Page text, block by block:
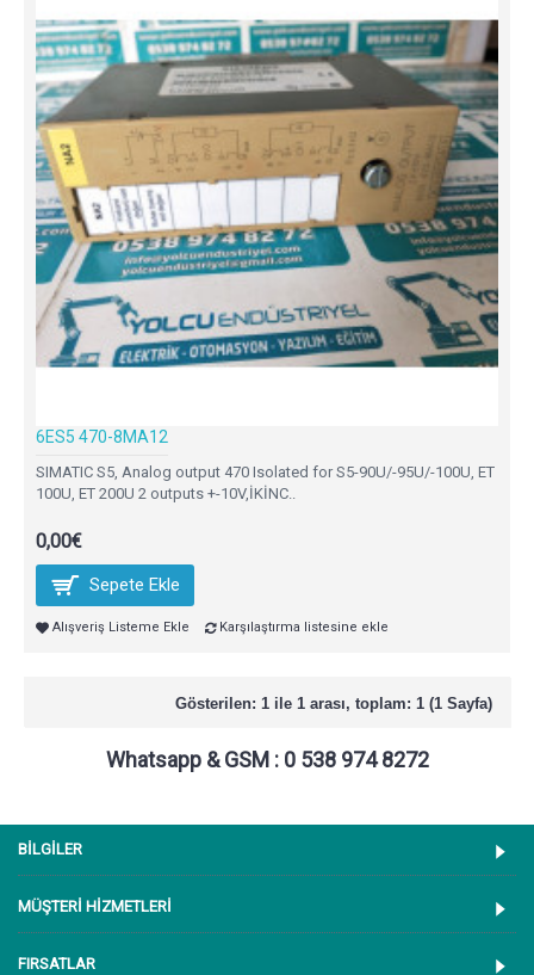
6ES5 470-8MA12
SIMATIC S5, Analog output 470 Isolated for S5-90U/-95U/-100U, ET
100U, ET 200U 2 outputs +-10V,İKİNC..
0,00€
Sepete Ekle
Alışveriş Listeme Ekle Karşılaştırma listesine ekle
Gösterilen: 1 ile 1 arası, toplam: 1 (1 Sayfa)
Whatsapp & GSM : 0 538 974 8272
BİLGİLER
MÜŞTERİ HİZMETLERİ
FIRSATLAR